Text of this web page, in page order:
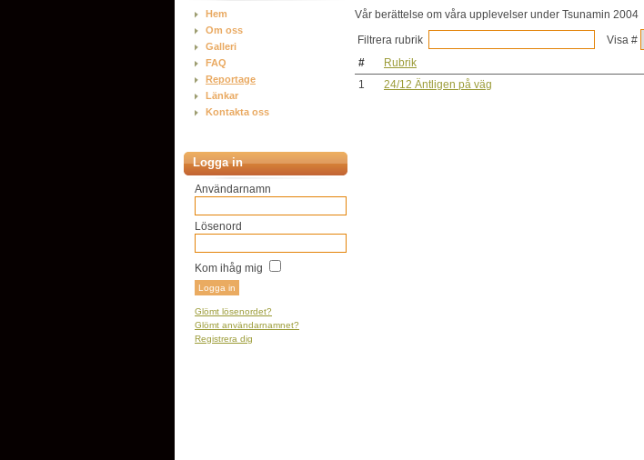
Hem
Om oss
Galleri
FAQ
Reportage
Länkar
Kontakta oss
Logga in
Användarnamn
Lösenord
Kom ihåg mig
Glömt lösenordet?
Glömt användarnamnet?
Registrera dig
Vår berättelse om våra upplevelser under Tsunamin 2004
Filtrera rubrik
Visa #
#
Rubrik
1
24/12 Äntligen på väg